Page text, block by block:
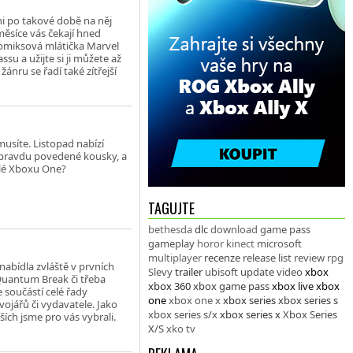
TAGUJTE
bethesdadlcdownload game pass
gameplay horor kinect microsoft
multiplayer recenze release list review rpg
Slevytrailer ubisoft updatevideo xbox
xbox 360xbox game passxbox livexbox
onexbox one xxbox seriesxbox series s
xbox series s/xxbox series xXbox Series
X/Sxko tv
po takové době na něj
vás čekají hned
mlátička Marvel
a užijte si ji můžete až
se řadí také zítřejší
Listopad nabízí
povedené kousky, a
Xboxu One?
zvláště v prvních
Break či třeba
součástí celé řady
či vydavatele. Jako
jsme pro vás vybrali.